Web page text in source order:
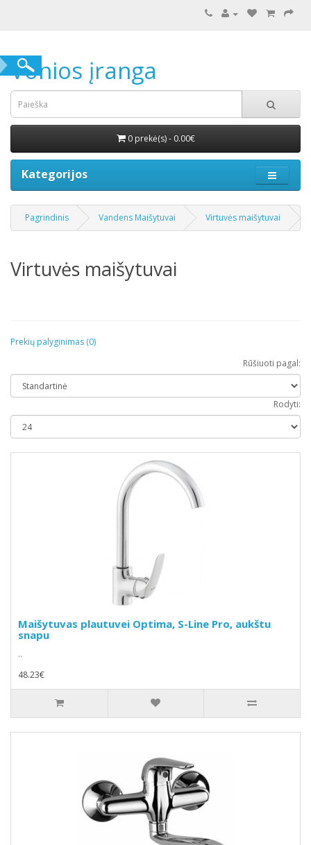
Vonios įranga
0 prekė(s) - 0.00€
Kategorijos
Pagrindinis Vandens Maišytuvai Virtuvės maišytuvai
Virtuvės maišytuvai
Prekių palyginimas (0)
Rūšiuoti pagal:
Rodyti:
Maišytuvas plautuvei Optima, S-Line Pro, aukštu
snapu
..
48.23€